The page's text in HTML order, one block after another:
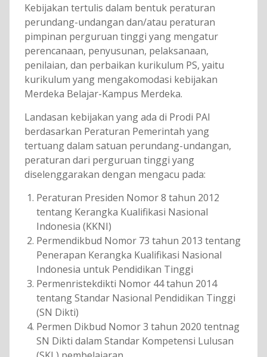
Kebijakan tertulis dalam bentuk peraturan
perundang-undangan dan/atau peraturan
pimpinan perguruan tinggi yang mengatur
perencanaan, penyusunan, pelaksanaan,
penilaian, dan perbaikan kurikulum PS, yaitu
kurikulum yang mengakomodasi kebijakan
Merdeka Belajar-Kampus Merdeka.
Landasan kebijakan yang ada di Prodi PAI
berdasarkan Peraturan Pemerintah yang
tertuang dalam satuan perundang-undangan,
peraturan dari perguruan tinggi yang
diselenggarakan dengan mengacu pada:
Peraturan Presiden Nomor 8 tahun 2012
tentang Kerangka Kualifikasi Nasional
Indonesia (KKNI)
Permendikbud Nomor 73 tahun 2013 tentang
Penerapan Kerangka Kualifikasi Nasional
Indonesia untuk Pendidikan Tinggi
Permenristekdikti Nomor 44 tahun 2014
tentang Standar Nasional Pendidikan Tinggi
(SN Dikti)
Permen Dikbud Nomor 3 tahun 2020 tentnag
SN Dikti dalam Standar Kompetensi Lulusan